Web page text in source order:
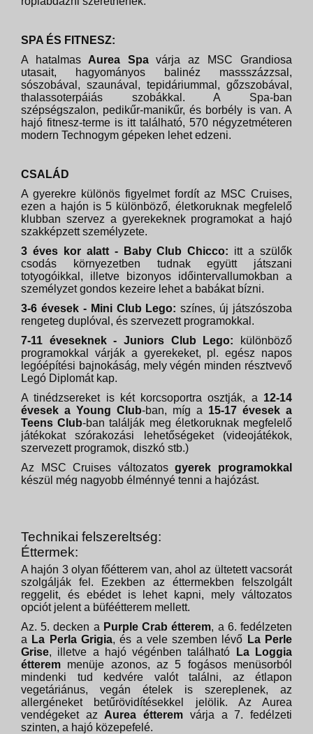
SPA ÉS FITNESZ:
A hatalmasAurea Spavárja az MSC Grandiosa
utasait, hagyományos balinéz massszázzsal,
sószobával, szaunával, tepidáriummal, gőzszobával,
thalassoterpáiás szobákkal. A Spa-ban
szépségszalon, pedikűr-manikűr, és borbély is van. A
hajó fitnesz-terme is itt található, 570 négyzetméteren
modern Technogym gépeken lehet edzeni.
CSALÁD
A gyerekre különös figyelmet fordít az MSC Cruises,
ezen a hajón is 5 különböző, életkoruknak megfelelő
klubban szervez a gyerekeknek programokat a hajó
szakképzett személyzete.
3 éves kor alatt - Baby Club Chicco: itt a szülők
csodás környezetben tudnak együtt játszani
totyogóikkal, illetve bizonyos időintervallumokban a
személyzet gondos kezeire lehet a babákat bízni.
3-6 évesek - Mini Club Lego:színes, új játszószoba
rengeteg duplóval, és szervezett programokkal.
7-11 éveseknek - Juniors Club Lego: különböző
programokkal várják a gyerekeket, pl. egész napos
legóépítési bajnokáság, mely végén minden résztvevő
Legó Diplomát kap.
A tinédzsereket is két korcsoportra osztják, a 12-14
évesek a Young Club-ban, míg a 15-17 évesek a
Teens Club-ban találják meg életkoruknak megfelelő
játékokat szórakozási lehetőségeket (videojátékok,
szervezett programok, diszkó stb.)
Az MSC Cruises változatosgyerek programokkal
készül még nagyobb élménnyé tenni a hajózást.
Technikai felszereltség:
Éttermek:
A hajón 3 olyan főétterem van, ahol az ültetett vacsorát
szolgálják fel. Ezekben az éttermekben felszolgált
reggelit, és ebédet is lehet kapni, mely változatos
opciót jelent a büféétterem mellett.
Az. 5. decken a Purple Crab étterem, a 6. fedélzeten
a La Perla Grigia, és a vele szemben lévő La Perle
Grise, illetve a hajó végénben található
La Loggia
étterem menüje azonos, az 5 fogásos menüsorból
mindenki tud kedvére valót találni, az étlapon
vegetáriánus, vegán ételek is szereplenek, az
allergéneket betűrövidítésekkel jelölik. Az Aurea
vendégeket az Aurea étterem várja a 7. fedélzeti
szinten, a hajó közepefelé.